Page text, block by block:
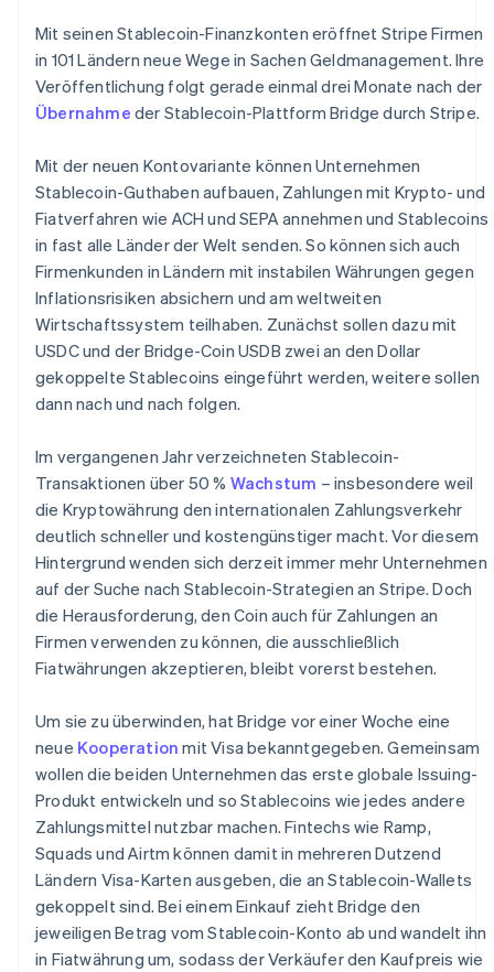
Mit seinen Stablecoin-Finanzkonten eröffnet Stripe Firmen
in 101 Ländern neue Wege in Sachen Geldmanagement. Ihre
Veröffentlichung folgt gerade einmal drei Monate nach der
Übernahme der Stablecoin-Plattform Bridge durch Stripe.
Mit der neuen Kontovariante können Unternehmen
Stablecoin-Guthaben aufbauen, Zahlungen mit Krypto- und
Fiatverfahren wie ACH und SEPA annehmen und Stablecoins
in fast alle Länder der Welt senden. So können sich auch
Firmenkunden in Ländern mit instabilen Währungen gegen
Inflationsrisiken absichern und am weltweiten
Wirtschaftssystem teilhaben. Zunächst sollen dazu mit
USDC und der Bridge-Coin USDB zwei an den Dollar
gekoppelte Stablecoins eingeführt werden, weitere sollen
dann nach und nach folgen.
Im vergangenen Jahr verzeichneten Stablecoin-
Transaktionen über 50 % Wachstum – insbesondere weil
die Kryptowährung den internationalen Zahlungsverkehr
deutlich schneller und kostengünstiger macht. Vor diesem
Hintergrund wenden sich derzeit immer mehr Unternehmen
auf der Suche nach Stablecoin-Strategien an Stripe. Doch
die Herausforderung, den Coin auch für Zahlungen an
Firmen verwenden zu können, die ausschließlich
Fiatwährungen akzeptieren, bleibt vorerst bestehen.
Um sie zu überwinden, hat Bridge vor einer Woche eine
neue Kooperation mit Visa bekanntgegeben. Gemeinsam
wollen die beiden Unternehmen das erste globale Issuing-
Produkt entwickeln und so Stablecoins wie jedes andere
Zahlungsmittel nutzbar machen. Fintechs wie Ramp,
Squads und Airtm können damit in mehreren Dutzend
Ländern Visa-Karten ausgeben, die an Stablecoin-Wallets
gekoppelt sind. Bei einem Einkauf zieht Bridge den
jeweiligen Betrag vom Stablecoin-Konto ab und wandelt ihn
in Fiatwährung um, sodass der Verkäufer den Kaufpreis wie